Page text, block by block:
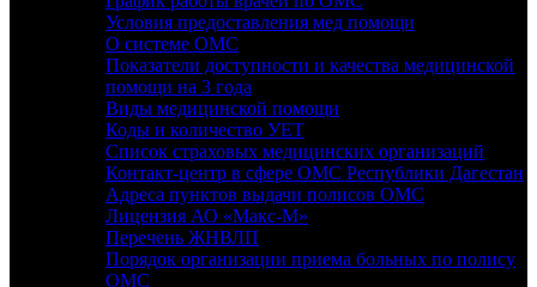
Условия предоставления мед помощи
О системе ОМС
Показатели доступности и качества медицинской
помощи на 3 года
Виды медицинской помощи
Коды и количество УЕТ
Список страховых медицинских организаций
Контакт-центр в сфере ОМС Республики Дагестан
Адреса пунктов выдачи полисов ОМС
Лицензия АО «Макс-М»
Перечень ЖНВЛП
Порядок организации приема больных по полису
ОМС